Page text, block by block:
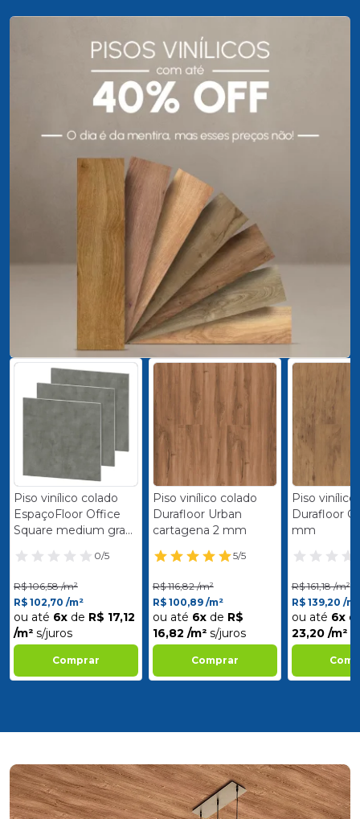
Piso vinílico colado
EspaçoFloor Office
Square medium gray
0/5
R$ 106,58 /m²
R$ 102,70 /m²
ou até 6x de R$ 17,12
/m² s/juros
Comprar
- 14%
Piso vinílico colado
Durafloor Urban
cartagena 2 mm
5/5
R$ 116,82 /m²
R$ 100,89 /m²
ou até 6x de R$
16,82 /m² s/juros
Comprar
Piso vinílico
Durafloor
mm
R$ 161,18 /m²
R$ 139,20 /m²
ou até 6x
23,20 /m²